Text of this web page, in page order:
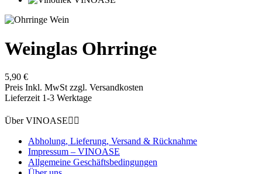
Weinglas Ohrringe
5,90 €
Preis Inkl. MwSt zzgl. Versandkosten
Lieferzeit 1-3 Werktage
Über VINOASE 
Abholung, Lieferung, Versand & Rücknahme
Impressum – VINOASE
Allgemeine Geschäftsbedingungen